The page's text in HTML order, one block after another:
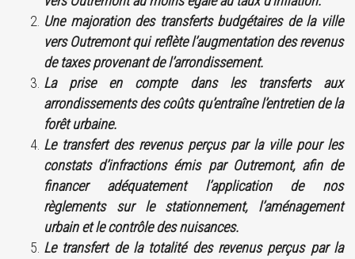
Une majoration des transferts budgétaires de la ville
vers Outremont qui reflète l’augmentation des revenus
de taxes provenant de l’arrondissement.
La prise en compte dans les transferts aux
arrondissements des coûts qu’entraîne l’entretien de la
forêt urbaine.
Le transfert des revenus perçus par la ville pour les
constats d’infractions émis par Outremont, afin de
financer adéquatement l’application de nos
règlements sur le stationnement, l’aménagement
urbain et le contrôle des nuisances.
Le transfert de la totalité des revenus perçus par la